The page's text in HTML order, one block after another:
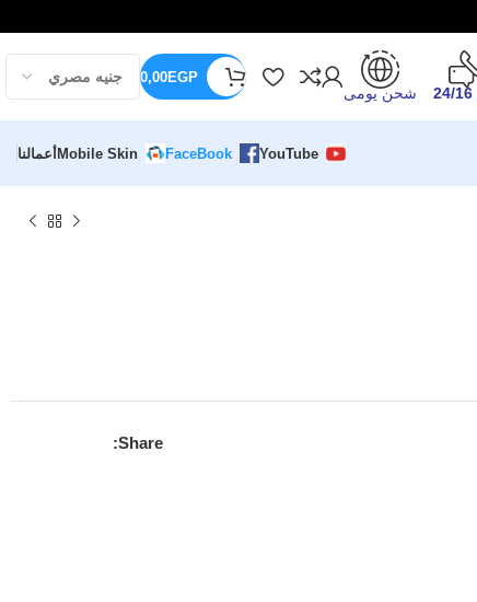
شحن يومى
0,00EGP
YouTube
FaceBook
Mobile Skinأعمالنا
Share: